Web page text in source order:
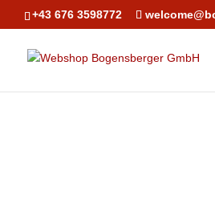
+43 676 3598772